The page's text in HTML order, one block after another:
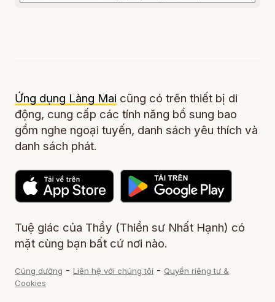
Ứng dụng Làng Mai cũng có trên thiết bị di
động, cung cấp các tính năng bổ sung bao
gồm nghe ngoại tuyến, danh sách yêu thích và
danh sách phát.
Tuệ giác của Thầy (Thiền sư Nhất Hạnh) có
mặt cùng bạn bất cứ nơi nào.
Cúng dường - Liên hệ với chúng tôi - Quyền riêng tư &
Cookies